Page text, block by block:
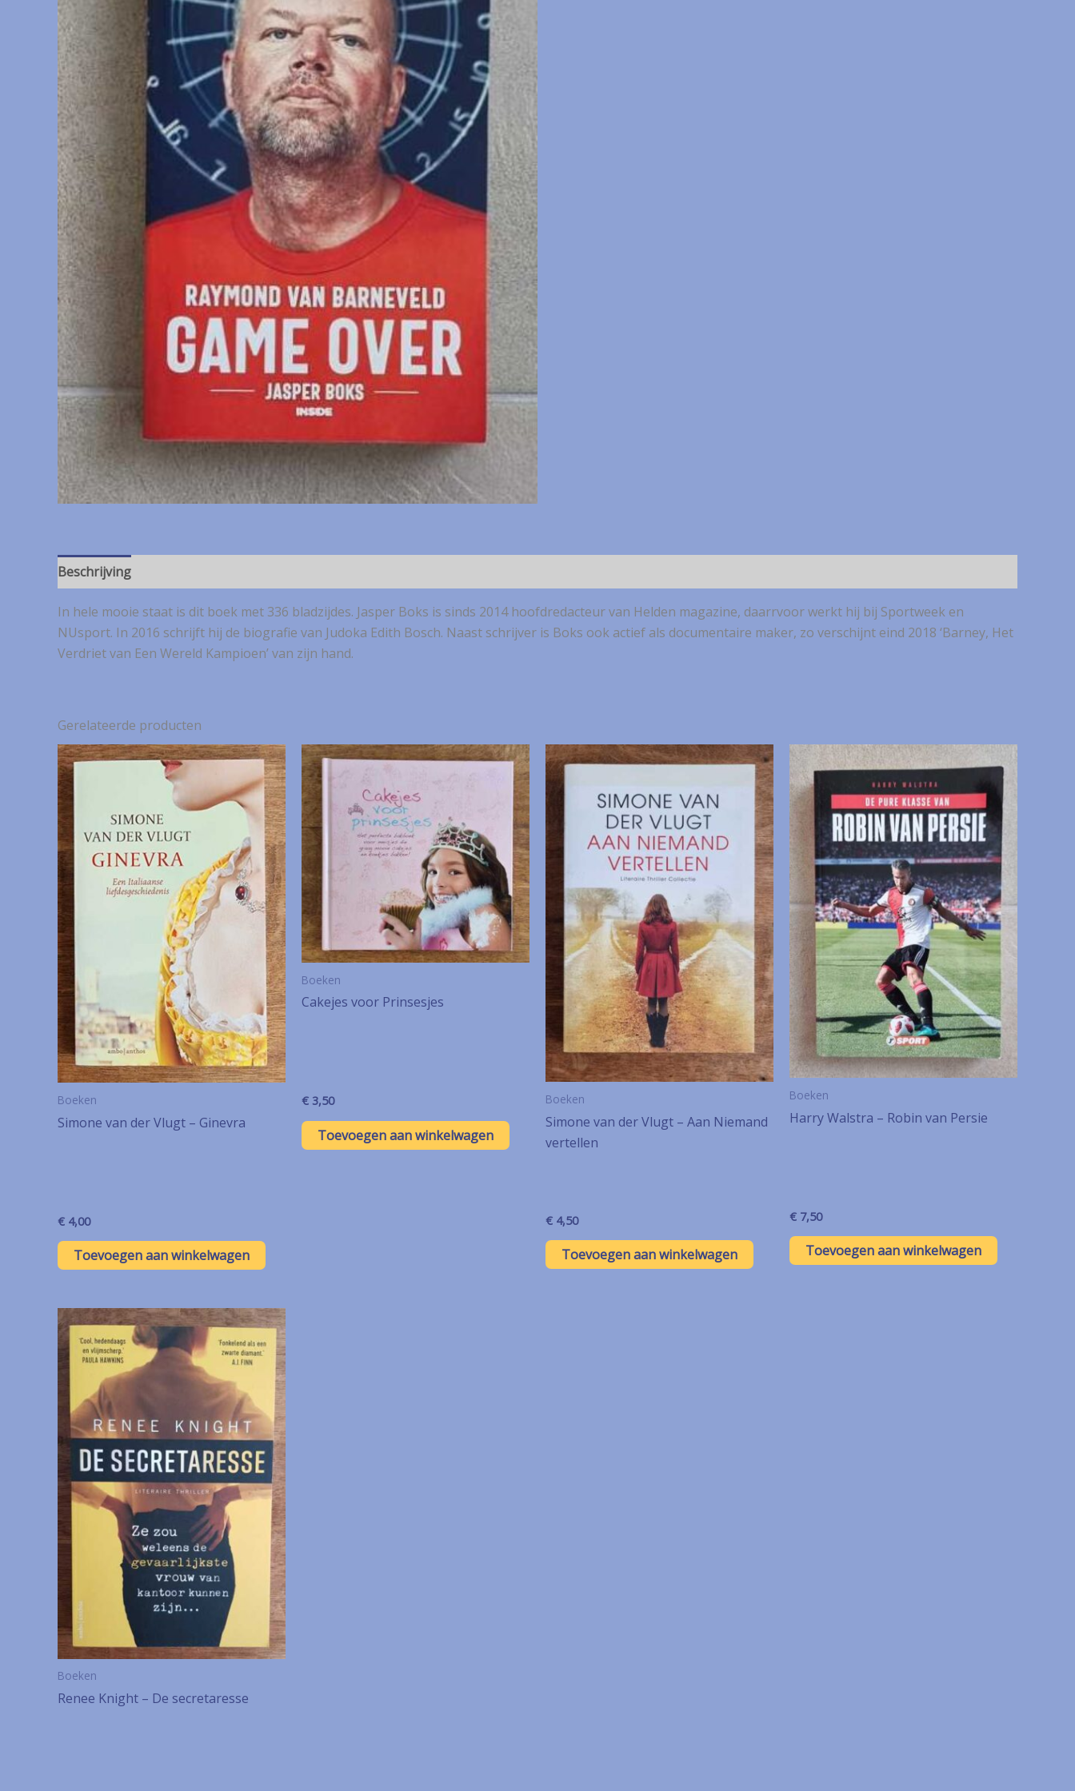
Beschrijving
In hele mooie staat is dit boek met 336 bladzijdes. Jasper Boks is sinds 2014 hoofdredacteur van Helden magazine, daarrvoor werkt hij bij Sportweek en
NUsport. In 2016 schrijft hij de biografie van Judoka Edith Bosch. Naast schrijver is Boks ook actief als documentaire maker, zo verschijnt eind 2018 ‘Barney, Het
Verdriet van Een Wereld Kampioen’ van zijn hand.
Gerelateerde producten
Boeken
Simone van der Vlugt – Ginevra
€ 4,00
Toevoegen aan winkelwagen
Boeken
Cakejes voor Prinsesjes
€ 3,50
Toevoegen aan winkelwagen
Boeken
Simone van der Vlugt – Aan Niemand
vertellen
€ 4,50
Toevoegen aan winkelwagen
Boeken
Harry Walstra – Robin van Persie
€ 7,50
Toevoegen aan winkelwagen
Boeken
Renee Knight – De secretaresse